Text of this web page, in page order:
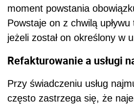
moment powstania
Powstaje on z chwilą upływu
jeżeli został on określony w
Refakturowanie a usługi
Przy świadczeniu usług
często zastrzega się, że